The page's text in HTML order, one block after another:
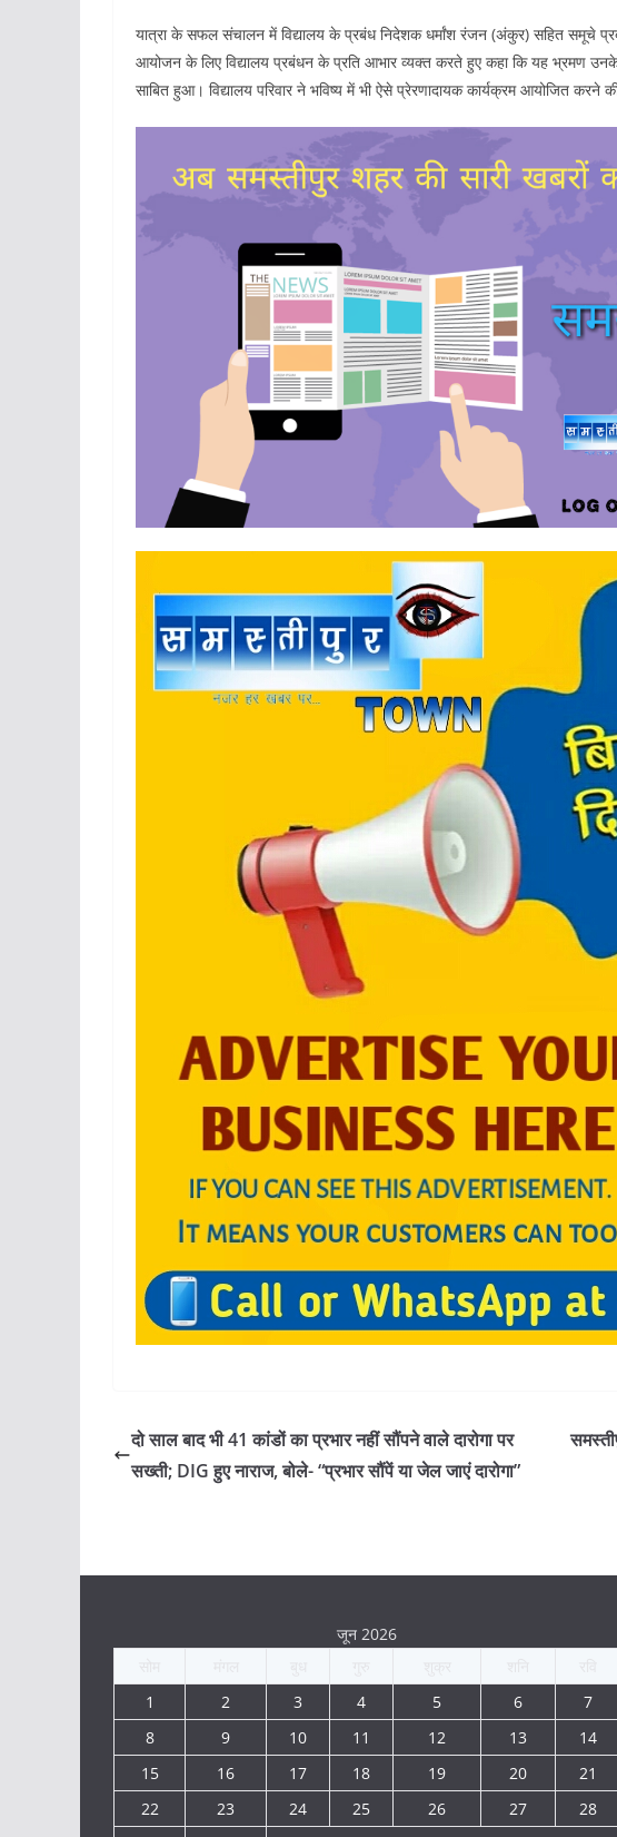
यात्रा के सफल संचालन में विद्यालय के प्रबंध निदेशक धर्मांश रंजन (अंकुर) सहित समूचे
आयोजन के लिए विद्यालय प्रबंधन के प्रति आभार व्यक्त करते हुए कहा कि यह भ्रमण
साबित हुआ। विद्यालय परिवार ने भविष्य में भी ऐसे प्रेरणादायक कार्यक्रम आयोजित करने
दो साल बाद भी 41 कांडों का प्रभार नहीं सौंपने वाले दारोगा पर
सख्ती; DIG हुए नाराज, बोले- “प्रभार सौंपें या जेल जाएं दारोगा”
जून 2026
1
2 3 4 5 6
7
8
9 10 11 12 13
14
15
16 17 18 19 20
21
22
23 24 25 26 27
28